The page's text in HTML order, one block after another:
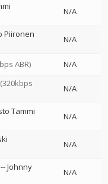
N/A
Piironen
N/A
ABR) N/A
(320kbps
N/A
Tammi
N/A
N/A
--Johnny
N/A